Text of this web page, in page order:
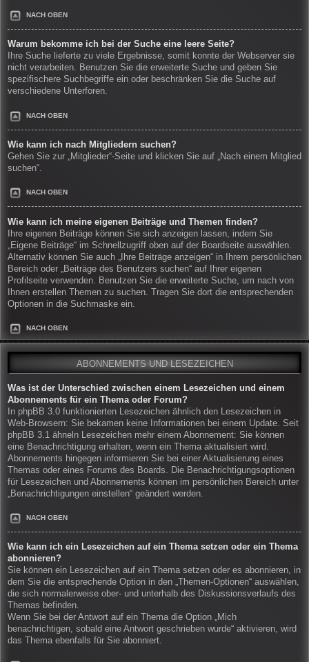
NACH OBEN
Warum bekomme ich bei der Suche eine leere Seite?
Ihre Suche lieferte zu viele Ergebnisse, somit konnte der Webserver sie
nicht verarbeiten. Benutzen Sie die erweiterte Suche und geben Sie
spezifischere Suchbegriffe ein oder beschränken Sie die Suche auf
verschiedene Unterforen.
NACH OBEN
Wie kann ich nach Mitgliedern suchen?
Gehen Sie zur „Mitglieder“-Seite und klicken Sie auf „Nach einem Mitglied
suchen“.
NACH OBEN
Wie kann ich meine eigenen Beiträge und Themen finden?
Ihre eigenen Beiträge können Sie sich anzeigen lassen, indem Sie
„Eigene Beiträge“ im Schnellzugriff oben auf der Boardseite auswählen.
Alternativ können Sie auch „Ihre Beiträge anzeigen“ in Ihrem persönlichen
Bereich oder „Beiträge des Benutzers suchen“ auf Ihrer eigenen
Profilseite verwenden. Benutzen Sie die erweiterte Suche, um nach von
Ihnen erstellen Themen zu suchen. Tragen Sie dort die entsprechenden
Optionen in die Suchmaske ein.
NACH OBEN
ABONNEMENTS UND LESEZEICHEN
Was ist der Unterschied zwischen einem Lesezeichen und einem
Abonnements für ein Thema oder Forum?
In phpBB 3.0 funktionierten Lesezeichen ähnlich den Lesezeichen in
Web-Browsern: Sie bekamen keine Informationen bei einem Update. Seit
phpBB 3.1 ähneln Lesezeichen mehr einem Abonnement: Sie können
eine Benachrichtigung erhalten, wenn ein Thema aktualisiert wird.
Abonnements hingegen informieren Sie bei einer Aktualisierung eines
Themas oder eines Forums des Boards. Die Benachrichtigungsoptionen
für Lesezeichen und Abonnements können im persönlichen Bereich unter
„Benachrichtigungen einstellen“ geändert werden.
NACH OBEN
Wie kann ich ein Lesezeichen auf ein Thema setzen oder ein Thema
abonnieren?
Sie können ein Lesezeichen auf ein Thema setzen oder es abonnieren, in
dem Sie die entsprechende Option in den „Themen-Optionen“ auswählen,
die sich normalerweise ober- und unterhalb des Diskussionsverlaufs des
Themas befinden.
Wenn Sie bei der Antwort auf ein Thema die Option „Mich
benachrichtigen, sobald eine Antwort geschrieben wurde“ aktivieren, wird
das Thema ebenfalls für Sie abonniert.